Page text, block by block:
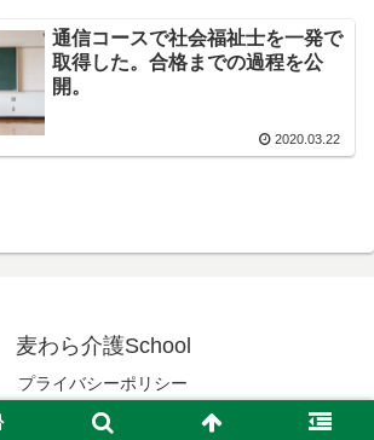
通信コースで社会福祉士を一発で
取得した。合格までの過程を公
開。
2020.03.22
麦わら介護School
プライバシーポリシー
© 2019 麦わら介護School.